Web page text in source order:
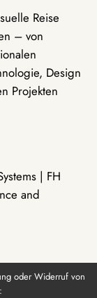
Reise
– von
Design
Projekten
| FH
and
oder Widerruf von